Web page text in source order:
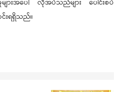
ျားအပေါ် လိုအပ်သည်များ ပေါင်းစပ်
းရရှိသည်။